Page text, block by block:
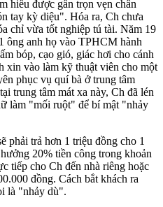
hiểu được gần trọn vẹn chân
tay kỳ diệu". Hóa ra, Ch chưa
chỉ vừa tốt nghiệp tú tài. Năm 19
ông anh họ vào TPHCM hành
bóp, cạo gió, giác hơi cho cánh
xin vào làm kỹ thuật viên cho một
phục vụ quí bà ở trung tâm
trung tâm mát xa này, Ch đã lén
làm "mối ruột" để bí mật "nhảy
phải trả hơn 1 triệu đồng cho 1
20% tiền công trong khoản
tiếp cho Ch đến nhà riêng hoặc
đồng. Cách bắt khách ra
là "nhảy dù".